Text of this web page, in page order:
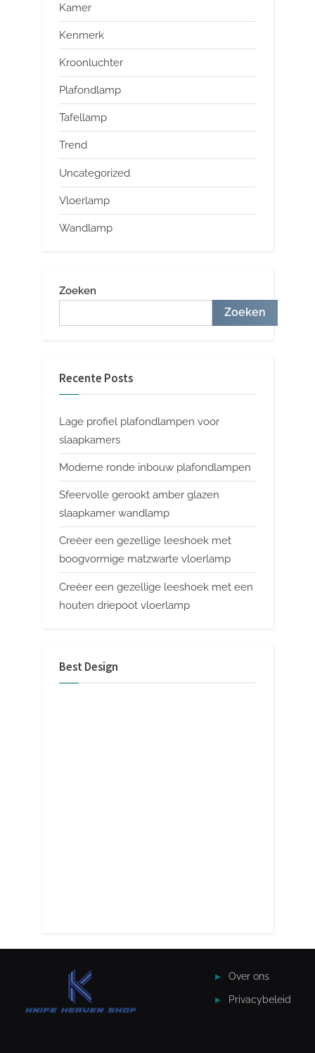
Kamer
Kenmerk
Kroonluchter
Plafondlamp
Tafellamp
Trend
Uncategorized
Vloerlamp
Wandlamp
Zoeken
Zoeken
Recente Posts
Lage profiel plafondlampen voor
slaapkamers
Moderne ronde inbouw plafondlampen
Sfeervolle gerookt amber glazen
slaapkamer wandlamp
Creëer een gezellige leeshoek met
boogvormige matzwarte vloerlamp
Creëer een gezellige leeshoek met een
houten driepoot vloerlamp
Best Design
Over ons
Privacybeleid